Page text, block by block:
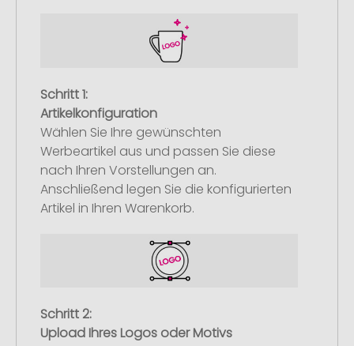
Schritt 1:
Artikelkonfiguration
Wählen Sie Ihre gewünschten
Werbeartikel aus und passen Sie diese
nach Ihren Vorstellungen an.
Anschließend legen Sie die konfigurierten
Artikel in Ihren Warenkorb.
Schritt 2:
Upload Ihres Logos oder Motivs